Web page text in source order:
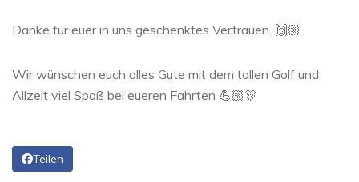
Danke für euer in uns geschenktes Vertrauen. 🙌🏼
Wir wünschen euch alles Gute mit dem tollen Golf und
Allzeit viel Spaß bei eueren Fahrten 💪🏼🎊
Teilen